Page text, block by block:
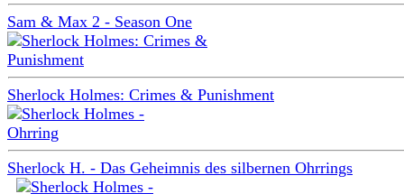
Sam & Max 2 - Season One
Sherlock Holmes: Crimes & Punishment
Sherlock H. - Das Geheimnis des silbernen Ohrrings